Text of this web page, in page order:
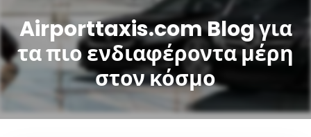
Airporttaxis.com Blog για
τα πιο ενδιαφέροντα μέρη
στον κόσμο